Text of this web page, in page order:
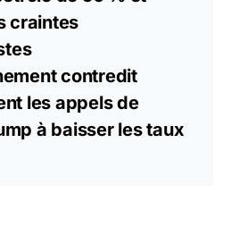
craintes
contredit
les appels de
à baisser les taux